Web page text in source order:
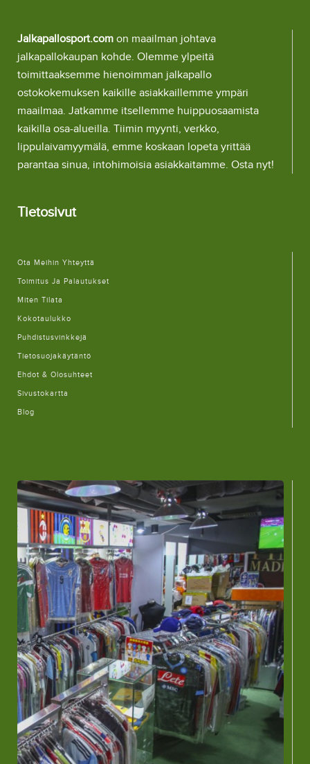
Jalkapallosport.com on maailman johtava
jalkapallokaupan kohde. Olemme ylpeitä
toimittaaksemme hienoimman jalkapallo
ostokokemuksen kaikille asiakkaillemme ympäri
maailmaa. Jatkamme itsellemme huippuosaamista
kaikilla osa-alueilla. Tiimin myynti, verkko,
lippulaivamyymälä, emme koskaan lopeta yrittää
parantaa sinua, intohimoisia asiakkaitamme. Osta nyt!
Tietosivut
Ota Meihin Yhteyttä
Toimitus Ja Palautukset
Miten Tilata
Kokotaulukko
Puhdistusvinkkejä
Tietosuojakäytäntö
Ehdot & Olosuhteet
Sivustokartta
Blog